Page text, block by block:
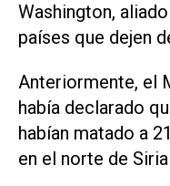
Washington,
países que dejen
Anteriormente, el
había declarado
habían matado a
en el norte de